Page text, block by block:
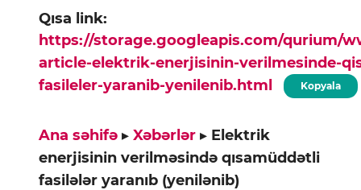
Qısa link:
https://storage.googleapis.com/qurium/
article-elektrik-enerjisinin-verilmesinde-
fasileler-yaranib-yenilenib.html
Kopyala
Ana səhifə ▸ Xəbərlər ▸ Elektrik
enerjisinin verilməsində qısamüddətli
fasilələr yaranıb (yenilənib)